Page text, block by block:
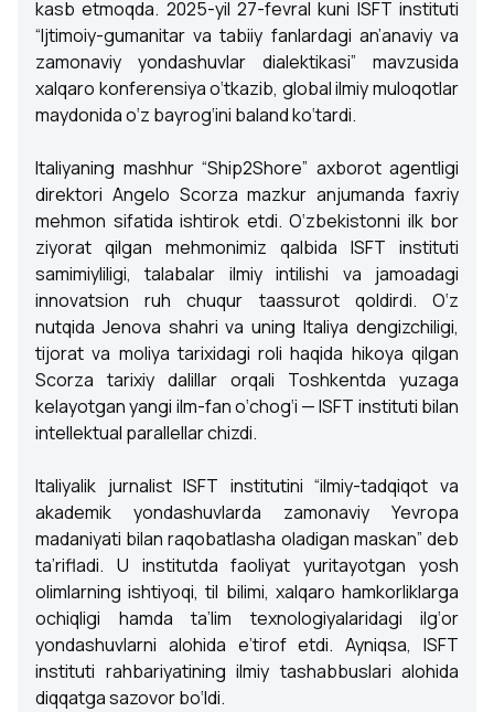
kasb etmoqda. 2025-yil 27-fevral kuni ISFT instituti
“Ijtimoiy-gumanitar va tabiiy fanlardagi an’anaviy va
zamonaviy yondashuvlar dialektikasi” mavzusida
xalqaro konferensiya o‘tkazib, global ilmiy muloqotlar
maydonida o‘z bayrog‘ini baland ko‘tardi.
Italiyaning mashhur “Ship2Shore” axborot agentligi
direktori Angelo Scorza mazkur anjumanda faxriy
mehmon sifatida ishtirok etdi. O‘zbekistonni ilk bor
ziyorat qilgan mehmonimiz qalbida ISFT instituti
samimiyliligi, talabalar ilmiy intilishi va jamoadagi
innovatsion ruh chuqur taassurot qoldirdi. O‘z
nutqida Jenova shahri va uning Italiya dengizchiligi,
tijorat va moliya tarixidagi roli haqida hikoya qilgan
Scorza tarixiy dalillar orqali Toshkentda yuzaga
kelayotgan yangi ilm-fan o‘chog‘i — ISFT instituti bilan
intellektual parallellar chizdi.
Italiyalik jurnalist ISFT institutini “ilmiy-tadqiqot va
akademik yondashuvlarda zamonaviy Yevropa
madaniyati bilan raqobatlasha oladigan maskan” deb
ta’rifladi. U institutda faoliyat yuritayotgan yosh
olimlarning ishtiyoqi, til bilimi, xalqaro hamkorliklarga
ochiqligi hamda ta’lim texnologiyalaridagi ilg‘or
yondashuvlarni alohida e’tirof etdi. Ayniqsa, ISFT
instituti rahbariyatining ilmiy tashabbuslari alohida
diqqatga sazovor bo‘ldi.